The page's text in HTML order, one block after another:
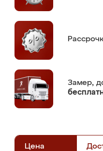
Замер,
Цена